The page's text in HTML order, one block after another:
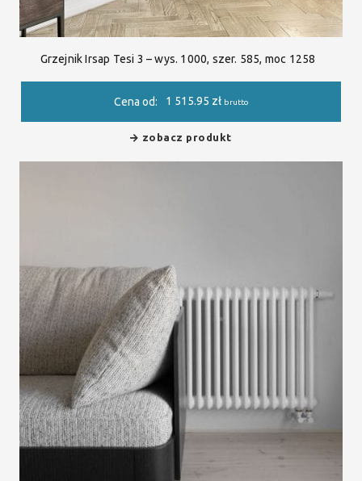
Grzejnik Irsap Tesi 3 – wys. 1000, szer. 585, moc 1258
Cena od: 1 515.95 zł brutto
zobacz produkt